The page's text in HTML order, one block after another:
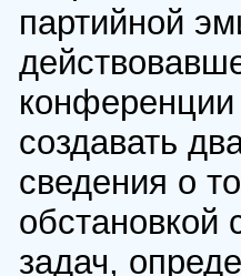
партийной
конференции
создавать
сведения о
обстановкой
задач,